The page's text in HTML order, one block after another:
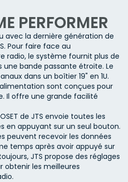
PERFORMER
avec la dernière génération de
Pour faire face au
radio, le système fournit plus de
bande passante étroite. Le
dans un boîtier 19" en 1U.
sont conçues pour
Il offre une grande facilité
de JTS envoie toutes les
en appuyant sur un seul bouton.
peuvent recevoir les données
temps après avoir appuyé sur
JTS propose des réglages
obtenir les meilleures